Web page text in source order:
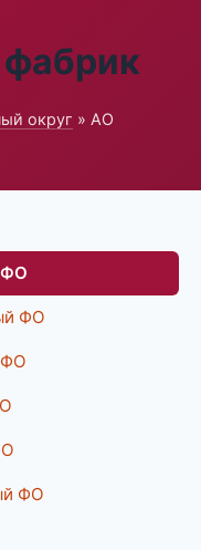
фабрик
округ » АО
ФО
ФО
ФО
ФО